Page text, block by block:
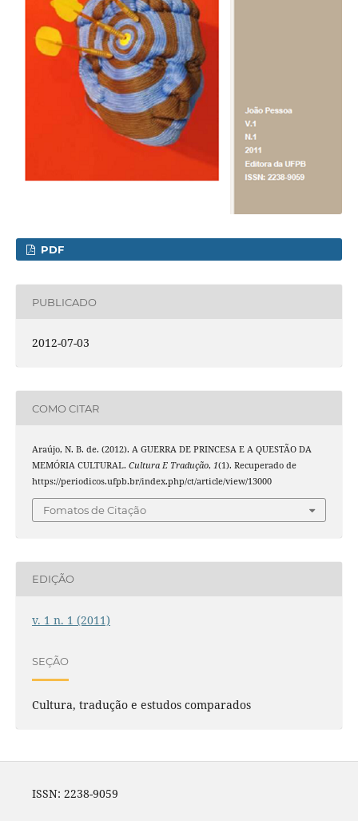
PDF
PUBLICADO
2012-07-03
COMO CITAR
Araújo, N. B. de. (2012). A GUERRA DE PRINCESA E A QUESTÃO DA
MEMÓRIA CULTURAL. Cultura E Tradução, 1(1). Recuperado de
https://periodicos.ufpb.br/index.php/ct/article/view/13000
Fomatos de Citação
EDIÇÃO
v. 1 n. 1 (2011)
SEÇÃO
Cultura, tradução e estudos comparados
ISSN: 2238-9059